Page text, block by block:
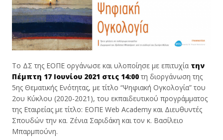
Το ΔΣ της ΕΟΠΕ οργάνωσε και υλοποίησε με επιτυχία την
Πέμπτη 17 Ιουνίου 2021 στις 14:00 τη διοργάνωση της
5ης Θεματικής Ενότητας, με τίτλο “Ψηφιακή Ογκολογία” του
2ου Κύκλου (2020-2021), του εκπαιδευτικού προγράμματος
της Εταιρείας με τίτλο: ΕΟΠΕ Web Academy και Διευθυντές
Σπουδών την κα. Ζένια Σαριδάκη και τον κ. Βασίλειο
Μπαρμπούνη.